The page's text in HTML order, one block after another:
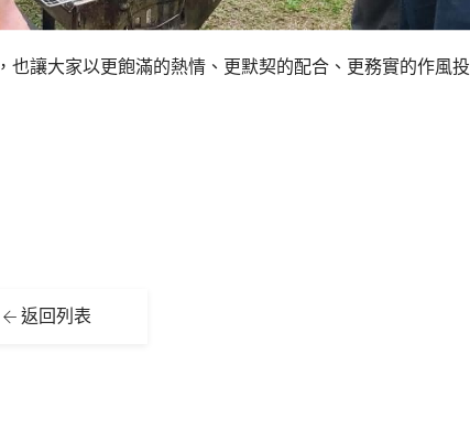
，也讓大家以更飽滿的熱情、更默契的配合、更務實的作風
返回列表